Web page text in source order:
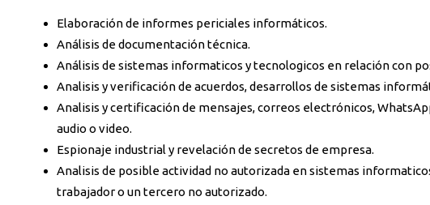
Elaboración de informes periciales informáticos.
Análisis de documentación técnica.
Análisis de sistemas informaticos y tecnologicos en relación con
Analisis y verificación de acuerdos, desarrollos de sistemas
Analisis y certificación de mensajes, correos electrónicos,
audio o video.
Espionaje industrial y revelación de secretos de empresa.
Analisis de posible actividad no autorizada en sistemas
trabajador o un tercero no autorizado.